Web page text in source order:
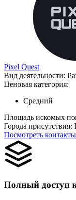
Pixel Quest
Вид деятельности:
Ценовая категория:
Средний
Площадь искомых
Города присутствия:
Посмотреть
Полный доступ